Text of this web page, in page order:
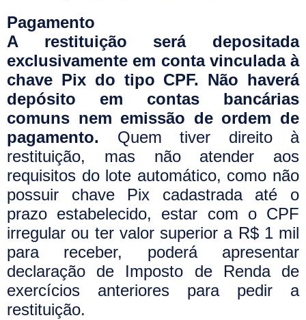
Pagamento
A restituição será depositada
exclusivamente em conta vinculada à
chave Pix do tipo CPF. Não haverá
depósito em contas bancárias
comuns nem emissão de ordem de
pagamento. Quem tiver direito à
restituição, mas não atender aos
requisitos do lote automático, como não
possuir chave Pix cadastrada até o
prazo estabelecido, estar com o CPF
irregular ou ter valor superior a R$ 1 mil
para receber, poderá apresentar
declaração de Imposto de Renda de
exercícios anteriores para pedir a
restituição.